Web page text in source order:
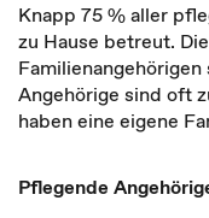
Knapp 75 % aller
zu Hause betreut.
Angehörige sind oft
haben eine eigene
Pflegende